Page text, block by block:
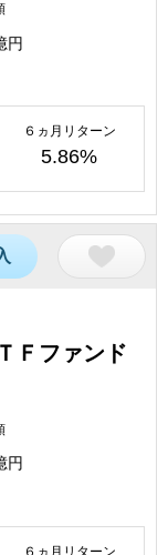
円
６ヵ月リターン
5.86%
Ｆファンド
円
６ヵ月リターン